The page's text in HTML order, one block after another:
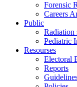
Forensic
Careers
Public
Radiation
Pediatric
Resourses
Electoral
Reports